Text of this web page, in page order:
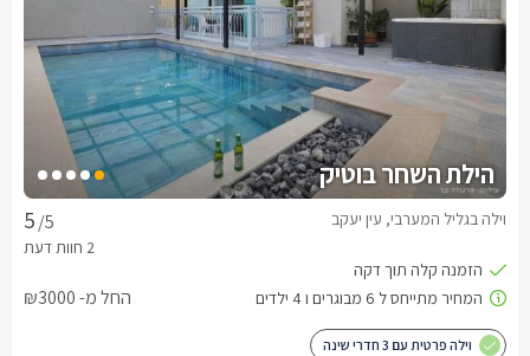
הילת השחר בוטיק
/5 וילה בגליל המערבי, עין יעקב
החל מ- ₪3000
וילה פרטית עם 3 חדרי שינה